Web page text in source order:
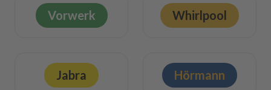
Vorwerk Whirlpool
Jabra Hörmann